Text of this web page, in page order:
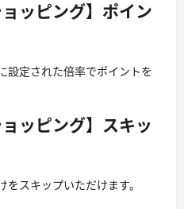
ッピング】ポイン
設定された倍率でポイントを
ッピング】スキッ
スキップいただけます。